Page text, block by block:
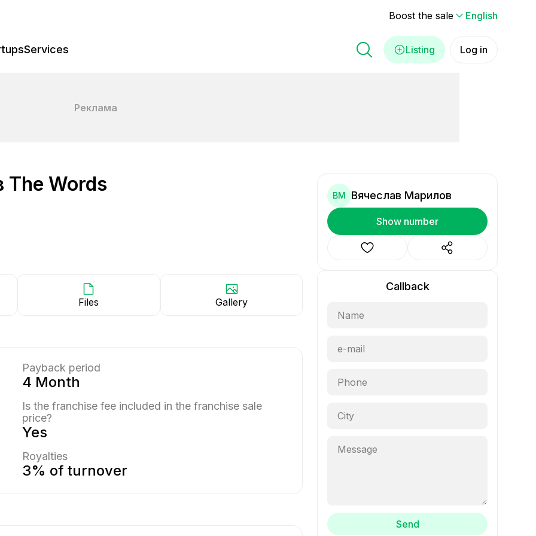
Boost the sale English
Listing Log in
Services
Реклама
The Words
Files Gallery
Payback period
4 Month
Is the franchise fee included in the franchise sale
price?
Yes
Royalties
3% of turnover
ВМ Вячеслав Марилов
Show number
Callback
Send